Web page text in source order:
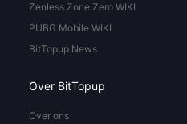
Zenless Zone Zero WIKI
PUBG Mobile WIKI
BitTopup News
Over BitTopup
Over ons